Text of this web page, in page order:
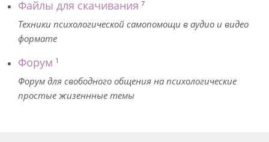
Файлы для скачивания 7
Техники психологической самопомощи в аудио и видео
формате
Форум 1
Форум для свободного общения на психологические
простые жизеннные темы